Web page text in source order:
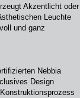
Akzentlicht oder
Leuchte
und ganz
Nebbia
Design